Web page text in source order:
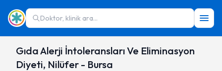
Doktor, klinik ara...
Gıda Alerji İntoleransları Ve Eliminasyon
Diyeti, Nilüfer - Bursa